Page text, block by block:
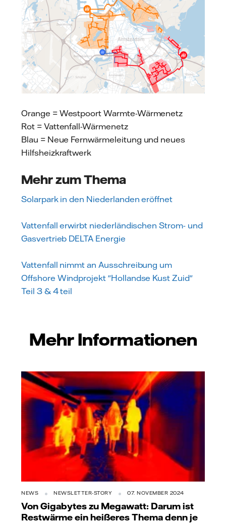
Orange = Westpoort Warmte-Wärmenetz
Rot = Vattenfall-Wärmenetz
Blau = Neue Fernwärmeleitung und neues
Hilfsheizkraftwerk
Mehr zum Thema
Solarpark in den Niederlanden eröffnet
Vattenfall erwirbt niederländischen Strom- und
Gasvertrieb DELTA Energie
Vattenfall nimmt an Ausschreibung um
Offshore Windprojekt "Hollandse Kust Zuid"
Teil 3 & 4 teil
Mehr Informationen
NEWS NEWSLETTER-STORY 07. NOVEMBER 2024
Von Gigabytes zu Megawatt: Darum ist
Restwärme ein heißeres Thema denn je